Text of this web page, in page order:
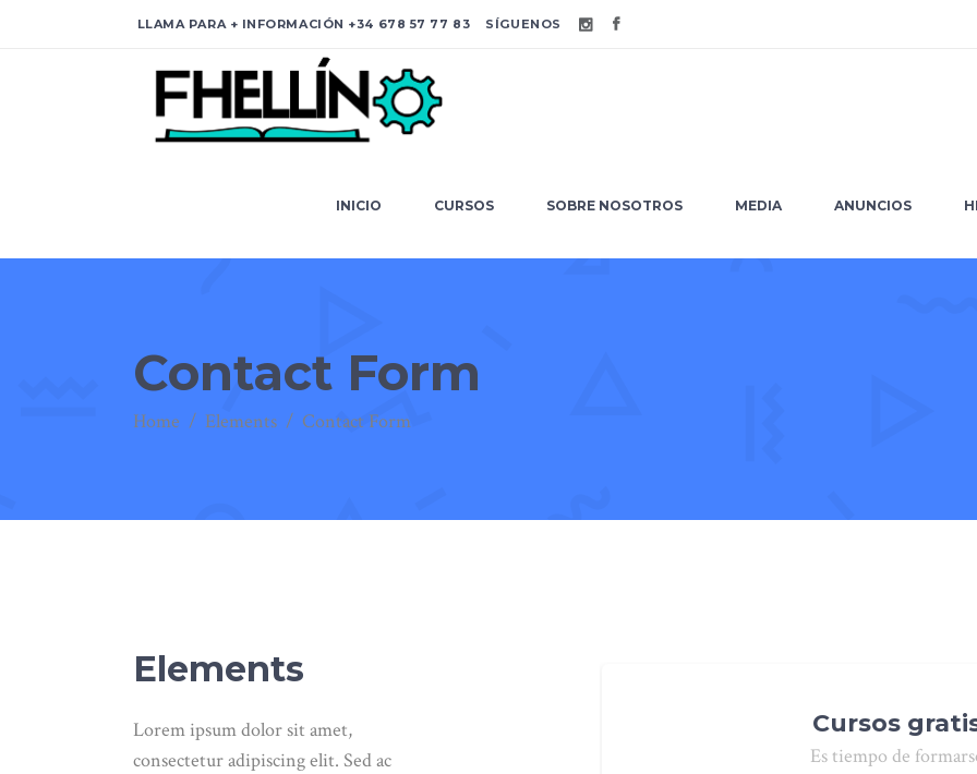
LLAMA PARA + INFORMACIÓN +34 678 57 77 83 SÍGUENOS
INICIO CURSOS SOBRE NOSOTROS MEDIA ANUNCIOS
SOBRE NOSOTROS
Contact Form
Home / Elements / Contact Form
Cursos
Es tiempo de
Elements
Lorem ipsum dolor sit amet,
consectetur adipiscing elit. Sed ac